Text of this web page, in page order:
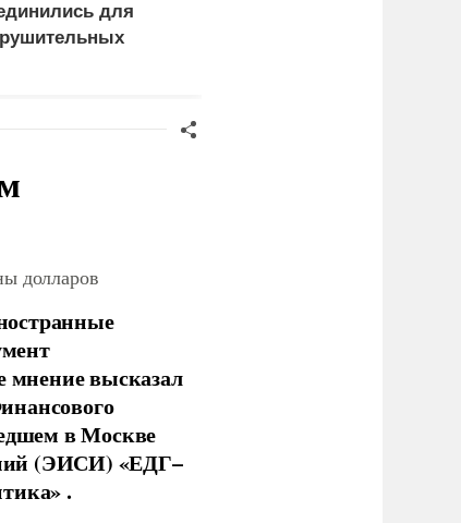
для
долларов
мнение высказал
в Москве
(ЭИСИ) «ЕДГ–
.